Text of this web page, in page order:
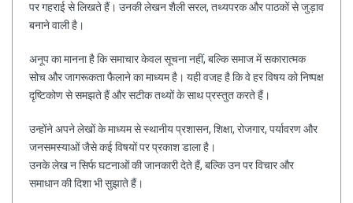
पर गहराई से लिखते हैं। उनकी लेखन शैली सरल, तथ्यपरक और पाठकों से जुड़ाव
बनाने वाली है।
अनूप का मानना है कि समाचार केवल सूचना नहीं, बल्कि समाज में सकारात्मक
सोच और जागरूकता फैलाने का माध्यम है। यही वजह है कि वे हर विषय को निष्पक्ष
दृष्टिकोण से समझते हैं और सटीक तथ्यों के साथ प्रस्तुत करते हैं।
उन्होंने अपने लेखों के माध्यम से स्थानीय प्रशासन, शिक्षा, रोजगार, पर्यावरण और
जनसमस्याओं जैसे कई विषयों पर प्रकाश डाला है।
उनके लेख न सिर्फ घटनाओं की जानकारी देते हैं, बल्कि उन पर विचार और
समाधान की दिशा भी सुझाते हैं।